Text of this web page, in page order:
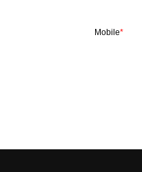
Mobile*